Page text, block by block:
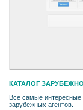
КАТАЛОГ
Все самые интересные
зарубежных агентов.